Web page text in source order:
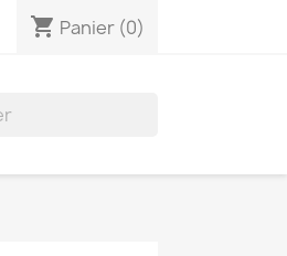
shopping_cart Panier (0)